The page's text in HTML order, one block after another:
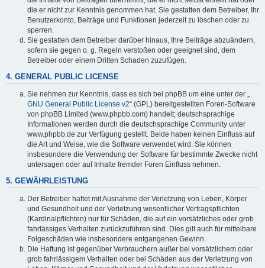
die er nicht zur Kenntnis genommen hat. Sie gestatten dem Betreiber, Ihr
Benutzerkonto, Beiträge und Funktionen jederzeit zu löschen oder zu
sperren.
Sie gestatten dem Betreiber darüber hinaus, Ihre Beiträge abzuändern,
sofern sie gegen o. g. Regeln verstoßen oder geeignet sind, dem
Betreiber oder einem Dritten Schaden zuzufügen.
4. GENERAL PUBLIC LICENSE
Sie nehmen zur Kenntnis, dass es sich bei phpBB um eine unter der „
GNU General Public License v2“ (GPL) bereitgestellten Foren-Software
von phpBB Limited (www.phpbb.com) handelt; deutschsprachige
Informationen werden durch die deutschsprachige Community unter
www.phpbb.de zur Verfügung gestellt. Beide haben keinen Einfluss auf
die Art und Weise, wie die Software verwendet wird. Sie können
insbesondere die Verwendung der Software für bestimmte Zwecke nicht
untersagen oder auf Inhalte fremder Foren Einfluss nehmen.
5. GEWÄHRLEISTUNG
Der Betreiber haftet mit Ausnahme der Verletzung von Leben, Körper
und Gesundheit und der Verletzung wesentlicher Vertragspflichten
(Kardinalpflichten) nur für Schäden, die auf ein vorsätzliches oder grob
fahrlässiges Verhalten zurückzuführen sind. Dies gilt auch für mittelbare
Folgeschäden wie insbesondere entgangenen Gewinn.
Die Haftung ist gegenüber Verbrauchern außer bei vorsätzlichem oder
grob fahrlässigem Verhalten oder bei Schäden aus der Verletzung von